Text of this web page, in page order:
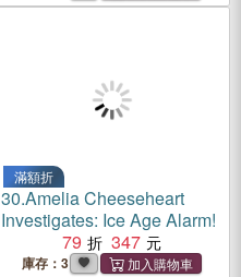
滿額折
30.Amelia Cheeseheart
Investigates: Ice Age Alarm!
79
347
庫存：3